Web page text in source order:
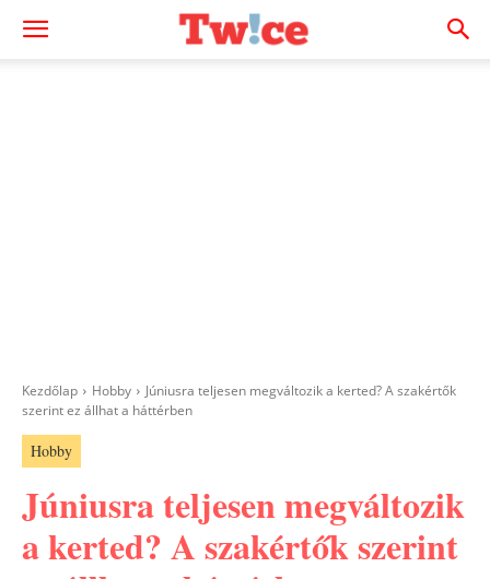
Kezdőlap Hobby
Júniusra teljesen megváltozik a kerted? A szakértők
szerint ez állhat a háttérben
Hobby
Júniusra teljesen megváltozik
a kerted? A szakértők szerint